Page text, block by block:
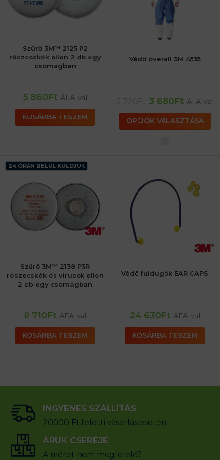
Szűrő 3M™ 2125 P2
részecskék ellen 2 db egy
csomagban
5 860Ft ÁFA-val
KOSÁRBA TESZEM
Védő overall 3M 4535
3 680Ft ÁFA-val
OPCIÓK VÁLASZTÁSA
24 ÓRÁN BELÜL KÜLDJÜK
Szűrő 3M™ 2138 P3R
részecskék és vírusok ellen
2 db egy csomagban
8 710Ft ÁFA-val
KOSÁRBA TESZEM
Védő füldugók EAR CAPS
24 630Ft ÁFA-val
KOSÁRBA TESZEM
INGYENES SZÁLLÍTÁS
20000 Ft feletti vásárlás esetén
ÁRUK CSERÉJE
A méret nem megfelelő?